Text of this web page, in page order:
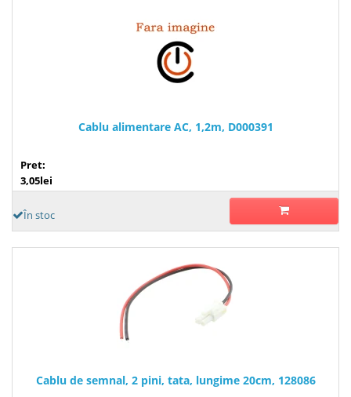
Cablu alimentare AC, 1,2m, D000391
Pret:
3,05lei
În stoc
Cablu de semnal, 2 pini, tata, lungime 20cm, 128086